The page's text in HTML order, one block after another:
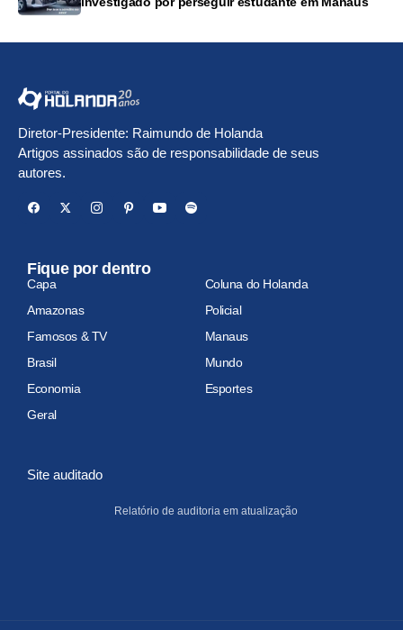
Diretor-Presidente: Raimundo de Holanda
Artigos assinados são de responsabilidade de seus
autores.
Fique por dentro
Capa
Coluna do Holanda
Amazonas
Policial
Famosos & TV
Manaus
Brasil
Mundo
Economia
Esportes
Geral
Site auditado
Relatório de auditoria em atualização